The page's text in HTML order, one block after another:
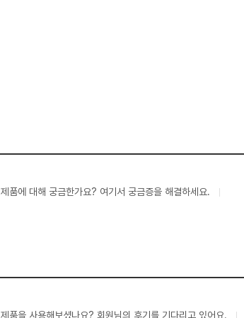
제품에 대해 궁금한가요? 여기서 궁금증을 해결하세요.
제품을 사용해보셨나요? 회원님의 후기를 기다리고 있어요.